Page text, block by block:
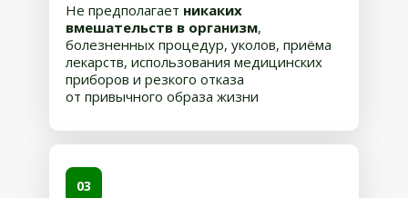
Не предполагает никаких
вмешательств в организм,
болезненных процедур, уколов, приёма
лекарств, использования медицинских
приборов и резкого отказа
от привычного образа жизни
03